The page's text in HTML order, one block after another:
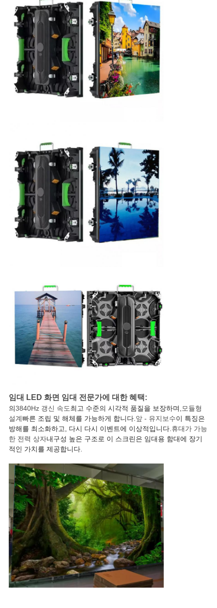
임대 LED 화면 임대 전문가에 대한 혜택:
의3840Hz 갱신 속도최고 수준의 시각적 품질을 보장하며,모듈형
설계빠른 조립 및 해체를 가능하게 합니다.앞 - 유지보수이 특징은
방해를 최소화하고, 다시 다시 이벤트에 이상적입니다.휴대가 가능
한 전력 상자내구성 높은 구조로 이 스크린은 임대용 함대에 장기
적인 가치를 제공합니다.